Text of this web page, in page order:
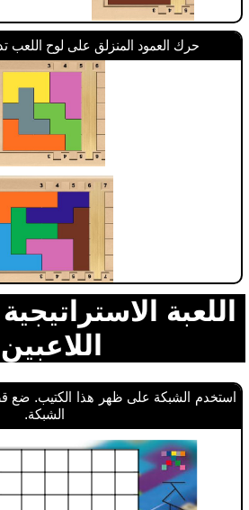
حرك العمود المنزلق على لوح اللعب
اللعبة
اللاعبين.
استخدم الشبكة على ظهر هذا الكتيب. ضع قطع
الشبكة.